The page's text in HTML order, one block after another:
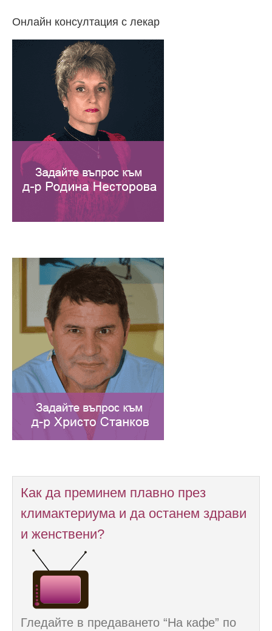
Онлайн консултация с лекар
Как да преминем плавно през
климактериума и да останем здрави
и женствени?
Гледайте в предаването “На кафе” по